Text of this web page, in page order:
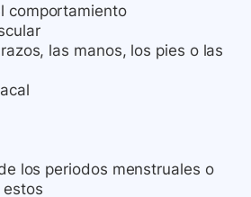
comportamiento
las manos, los pies o las
los periodos menstruales o